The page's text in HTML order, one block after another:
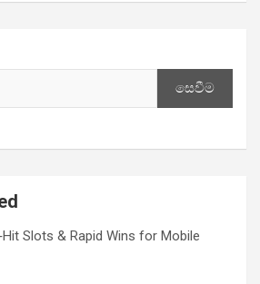
සෙවීම
Slots & Rapid Wins for Mobile